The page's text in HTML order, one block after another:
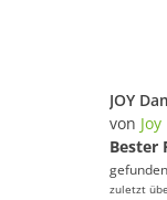
von Joy
Bester
zuletzt